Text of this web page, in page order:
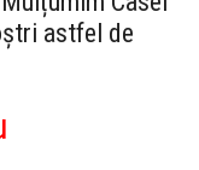
astfel de